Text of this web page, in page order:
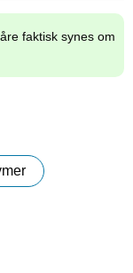
faktisk synes om